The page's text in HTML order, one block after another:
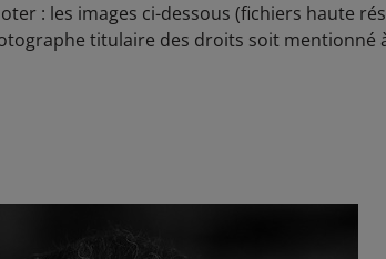
: les images ci-dessous (fichiers haute
titulaire des droits soit mentionné